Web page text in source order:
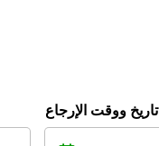
تاريخ ووقت الإرجاع